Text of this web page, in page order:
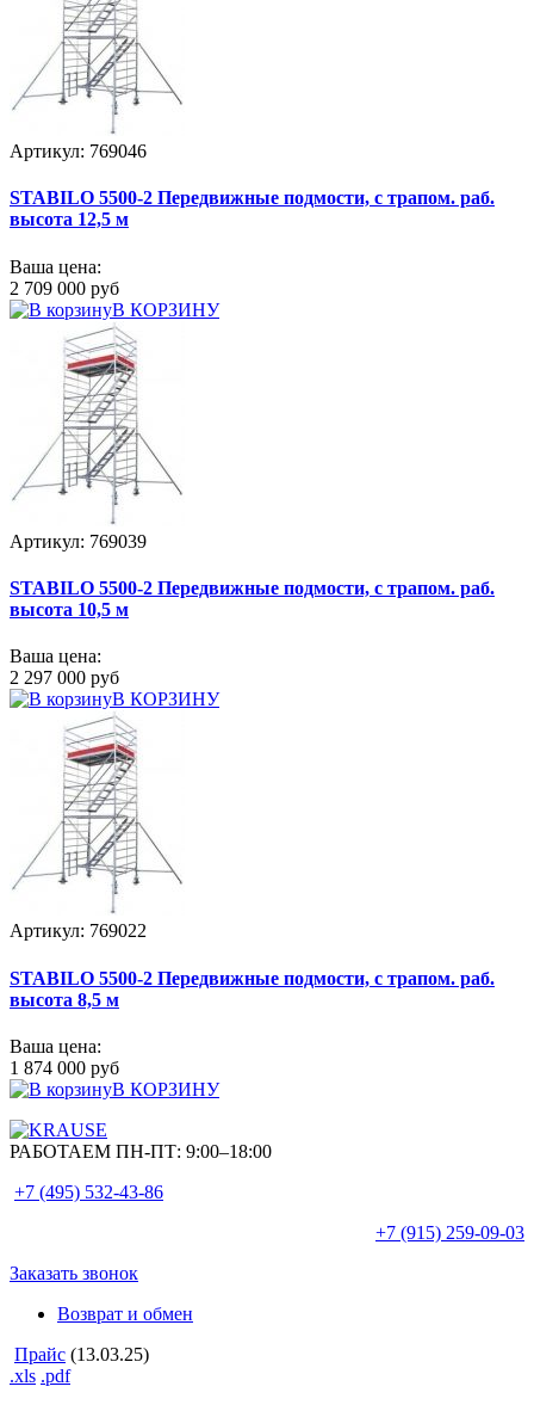
Артикул: 769046
STABILO 5500-2 Передвижные подмости, с трапом. раб.
высота 12,5 м
Ваша цена:
2 709 000 руб
В КОРЗИНУ
Артикул: 769039
STABILO 5500-2 Передвижные подмости, с трапом. раб.
высота 10,5 м
Ваша цена:
2 297 000 руб
В КОРЗИНУ
Артикул: 769022
STABILO 5500-2 Передвижные подмости, с трапом. раб.
высота 8,5 м
Ваша цена:
1 874 000 руб
В КОРЗИНУ
РАБОТАЕМ ПН-ПТ: 9:00–18:00
+7 (495) 532-43-86
+7 (915) 259-09-03
Заказать звонок
Возврат и обмен
Прайс (13.03.25)
.xls .pdf